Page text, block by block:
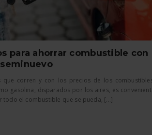
para ahorrar combustible con
que corren y con los precios de los
gasolina, disparados por los aires, es
todo el combustible que se pueda, [...]